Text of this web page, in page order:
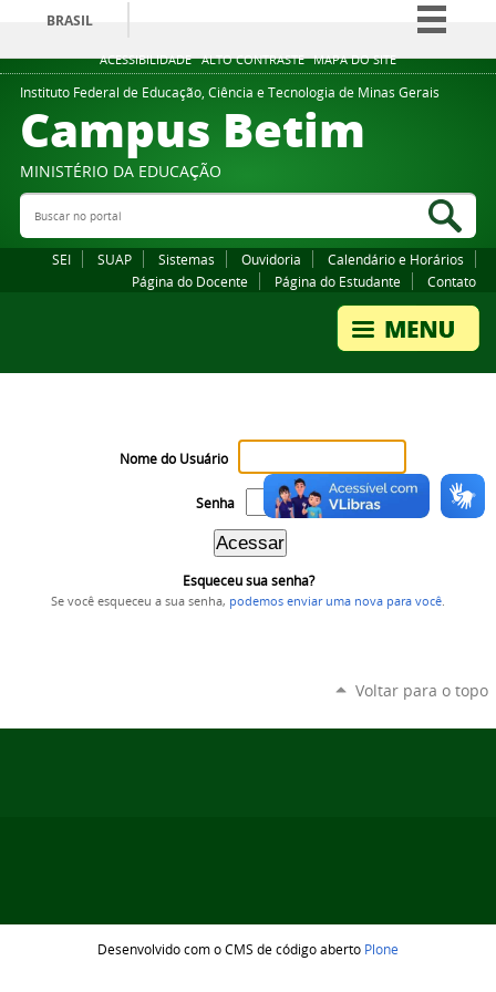
ACESSIBILIDADE ALTO CONTRASTE MAPA DO SITE
BRASIL
Simplifique!
Comunica BR
Participe
Legislação
Instituto Federal de Educação, Ciência e Tecnologia de Minas Gerais
Campus Betim
MINISTÉRIO DA EDUCAÇÃO
Buscar no portal
SEI SUAP Sistemas Ouvidoria
Calendário e Horários
Página do Docente
Página do Estudante Contato
Nome do Usuário
Senha
Esqueceu sua senha?
Se você esqueceu a sua senha, podemos enviar uma nova para você
Voltar para o topo
Desenvolvido com o CMS de código aberto Plone